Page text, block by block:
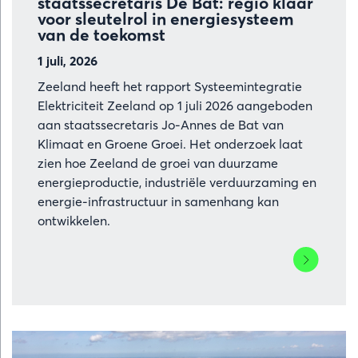
voor sleutelrol in energiesysteem
van de toekomst
1 juli, 2026
Zeeland heeft het rapport Systeemintegratie
Elektriciteit Zeeland op 1 juli 2026 aangeboden
aan staatssecretaris Jo-Annes de Bat van
Klimaat en Groene Groei. Het onderzoek laat
zien hoe Zeeland de groei van duurzame
energieproductie, industriële verduurzaming en
energie-infrastructuur in samenhang kan
ontwikkelen.
Lees
meer
rapport